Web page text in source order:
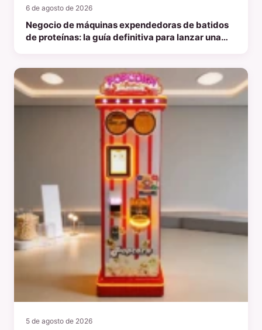
6 de agosto de 2026
Negocio de máquinas expendedoras de batidos
de proteínas: la guía definitiva para lanzar una
5 de agosto de 2026